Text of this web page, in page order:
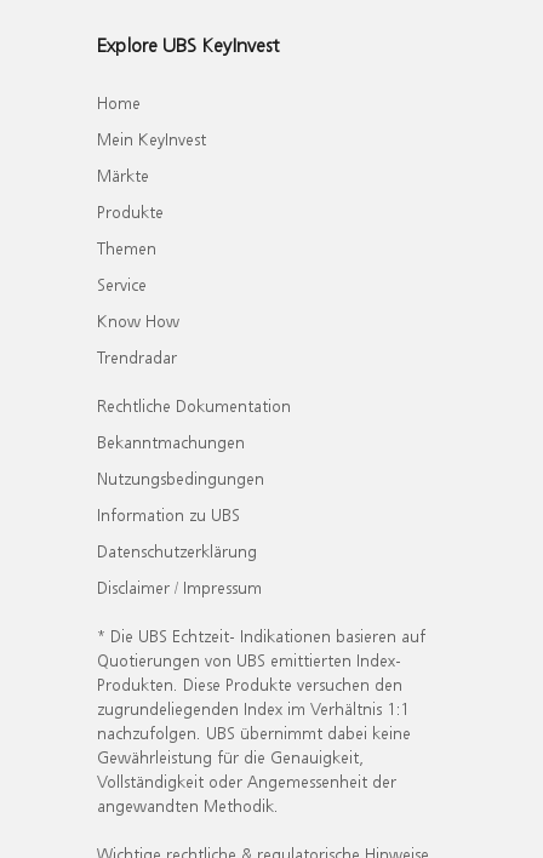
Explore UBS KeyInvest
Home
Mein KeyInvest
Märkte
Produkte
Themen
Service
Know How
Trendradar
Rechtliche Dokumentation
Bekanntmachungen
Nutzungsbedingungen
Information zu UBS
Datenschutzerklärung
Disclaimer / Impressum
* Die UBS Echtzeit- Indikationen basieren auf
Quotierungen von UBS emittierten Index-
Produkten. Diese Produkte versuchen den
zugrundeliegenden Index im Verhältnis 1:1
nachzufolgen. UBS übernimmt dabei keine
Gewährleistung für die Genauigkeit,
Vollständigkeit oder Angemessenheit der
angewandten Methodik.